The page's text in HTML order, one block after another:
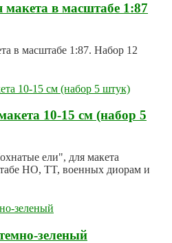
в масштабе 1:87
в масштабе 1:87. Набор 12
10-15 см (набор 5
ели", для макета
HO, TT, военных диорам и
зеленый